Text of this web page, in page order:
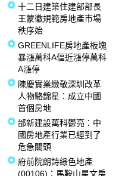
十二日建築住建部部長
王蒙徽規範房地產市場
秩序始
GREENLIFE房地產板塊
暴漲萬科A偪近漲停萬科
A漲停
陳慶實業緻敬深圳改革
人物駱錦星：成立中國
首個房地
邰新建設萬科鬱亮：中
國房地產行業已經到了
危急關頭
府前院朗詩綠色地產
(00106)：馬鞍山星文房